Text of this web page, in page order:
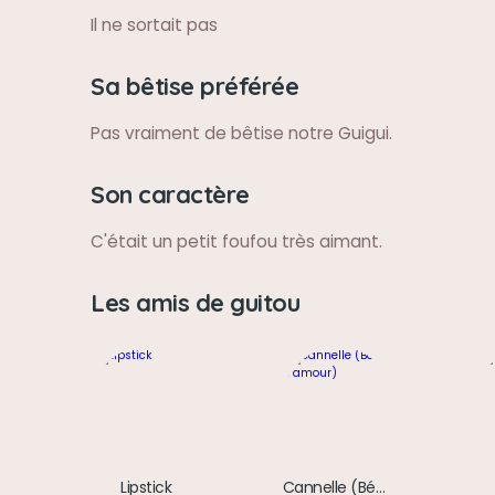
Il ne sortait pas
Sa bêtise préférée
Pas vraiment de bêtise notre Guigui.
Son caractère
C'était un petit foufou très aimant.
Les amis de guitou
Lipstick Cannelle (Bébé d’amour)